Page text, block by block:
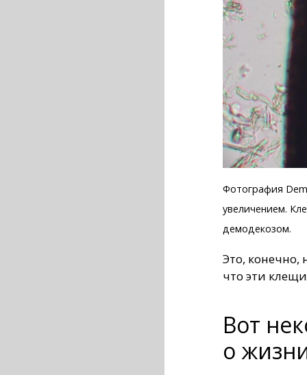
Фотография
увеличением.
демодекозом.
Это, конечно,
что эти
Вот
о